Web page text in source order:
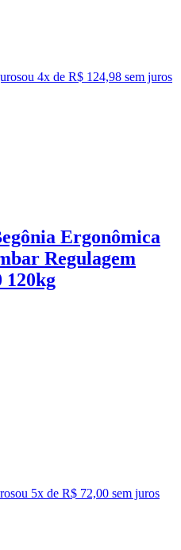
ou 4x de R$ 124,98 sem juros
Ergonômica
Regulagem
ou 5x de R$ 72,00 sem juros